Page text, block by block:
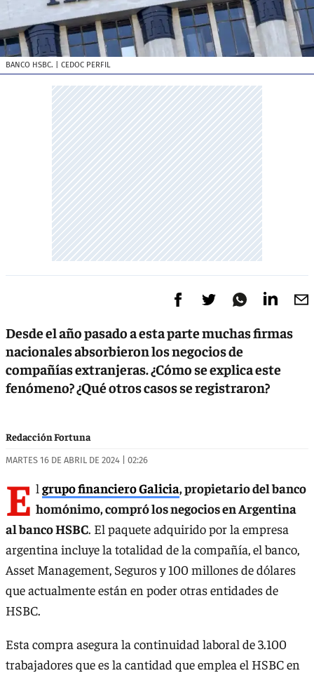
BANCO HSBC. | CEDOC PERFIL
Desde el año pasado a esta parte muchas firmas
nacionales absorbieron los negocios de
compañías extranjeras. ¿Cómo se explica este
fenómeno? ¿Qué otros casos se registraron?
Redacción Fortuna
MARTES 16 DE ABRIL DE 2024 | 02:26
E l grupo financiero Galicia, propietario del banco
homónimo, compró los negocios en Argentina
al banco HSBC. El paquete adquirido por la empresa
argentina incluye la totalidad de la compañía, el banco,
Asset Management, Seguros y 100 millones de dólares
que actualmente están en poder otras entidades de
HSBC.
Esta compra asegura la continuidad laboral de 3.100
trabajadores que es la cantidad que emplea el HSBC en